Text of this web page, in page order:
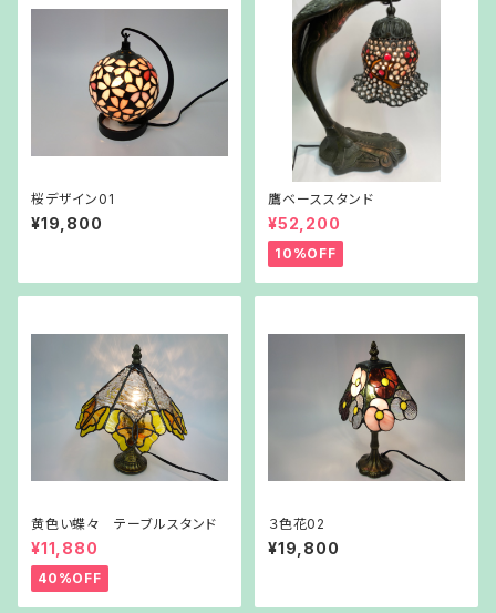
桜デザイン01
¥19,800
鷹ベーススタンド
¥52,200
10%OFF
黄色い蝶々 テーブルスタンド
¥11,880
40%OFF
３色花02
¥19,800